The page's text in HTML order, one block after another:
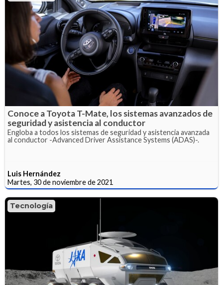
Conoce a Toyota T-Mate, los sistemas avanzados de
seguridad y asistencia al conductor
Engloba a todos los sistemas de seguridad y asistencia avanzada
al conductor -Advanced Driver Assistance Systems (ADAS)-.
Luis Hernández
Martes, 30 de noviembre de 2021
Tecnología